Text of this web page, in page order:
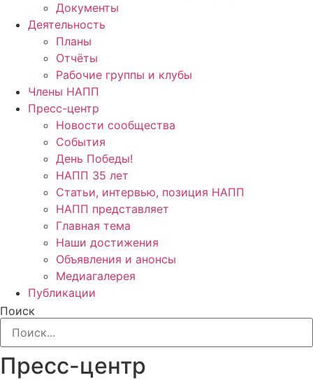
Документы
Деятельность
Планы
Отчёты
Рабочие группы и клубы
Члены НАПП
Пресс-центр
Новости сообщества
События
День Победы!
НАПП 35 лет
Статьи, интервью, позиция НАПП
НАПП представляет
Главная тема
Наши достижения
Объявления и анонсы
Медиагалерея
Публикации
Поиск
Пресс-центр